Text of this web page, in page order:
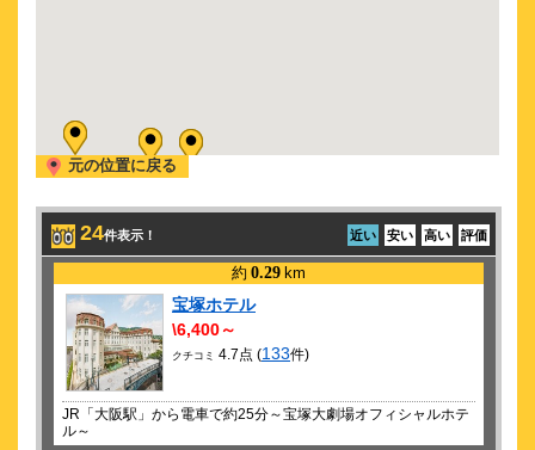
RRR × TAKA"R"AZUKA √Rama
RRR × TAKA"R"AZUKA √Rama
2026/ 9/11 (金)
RRR × TAKA"R"AZUKA √Rama
2026/ 9/13 (日)
RRR × TAKA"R"AZUKA √Rama
RRR × TAKA"R"AZUKA √Rama
元の位置に戻る
24件表示！ 近い 安い 高い 評価
約 0.29 km
宝塚ホテル
\6,400～
クチコミ 4.7点 (133件)
JR「大阪駅」から電車で約25分～宝塚大劇場オフィシャルホテ
ル～